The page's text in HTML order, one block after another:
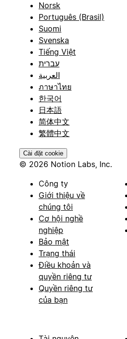
Norsk
Português (Brasil)
Suomi
Svenska
Tiếng Việt
עברית
العربية
ภาษาไทย
한국어
日本語
简体中文
繁體中文
Cài đặt cookie
© 2026 Notion Labs, Inc.
Công ty
Giới thiệu về
chúng tôi
Cơ hội nghề
nghiệp
Bảo mật
Trạng thái
Điều khoản và
quyền riêng tư
Quyền riêng tư
của bạn